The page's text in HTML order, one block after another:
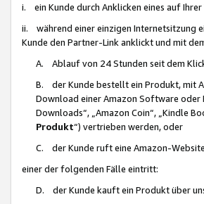
i. ein Kunde durch Anklicken eines auf
ii. während einer einzigen Internetsitzung
Kunde den Partner-Link anklickt und mit
A. Ablauf von 24 Stunden seit dem
B. der Kunde bestellt ein Produkt, mit
Download einer Amazon Software oder
Downloads“, „Amazon Coin“, „Kindle
Produkt“) vertrieben werden, oder
C. der Kunde ruft eine Amazon-
einer der folgenden Fälle eintritt:
D. der Kunde kauft ein Produkt über